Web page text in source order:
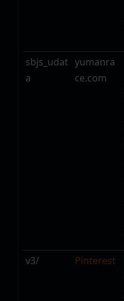
sbjs_udat
a
yumanra
ce.com
v3/ Pinterest